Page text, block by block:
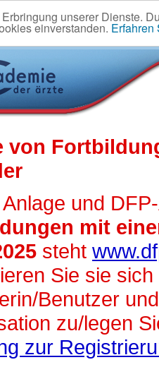
unserer Dienste.
einverstanden. Erfahren
von
und
mit
steht
Sie sie
Benutzer
zu/legen
zur